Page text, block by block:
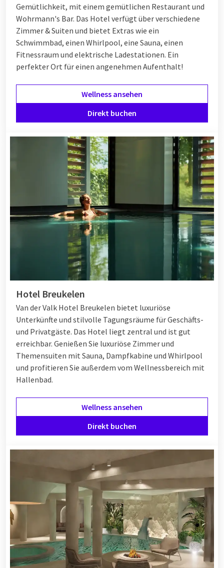
Gemütlichkeit, mit einem gemütlichen Restaurant und
Wohrmann's Bar. Das Hotel verfügt über verschiedene
Zimmer & Suiten und bietet Extras wie ein
Schwimmbad, einen Whirlpool, eine Sauna, einen
Fitnessraum und elektrische Ladestationen. Ein
perfekter Ort für einen angenehmen Aufenthalt!
Wellness ansehen
Direkt buchen
Hotel Breukelen
Van der Valk Hotel Breukelen bietet luxuriöse
Unterkünfte und stilvolle Tagungsräume für Geschäfts-
und Privatgäste. Das Hotel liegt zentral und ist gut
erreichbar. Genießen Sie luxuriöse Zimmer und
Themensuiten mit Sauna, Dampfkabine und Whirlpool
und profitieren Sie außerdem vom Wellnessbereich mit
Hallenbad.
Wellness ansehen
Direkt buchen